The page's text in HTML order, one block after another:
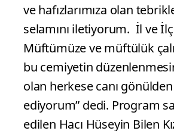
ve hafızlarımıza olan
selamını iletiyorum. İl ve
Müftümüze ve müftülük
bu cemiyetin
olan herkese canı
ediyorum” dedi. Program
edilen Hacı Hüseyin Bilen